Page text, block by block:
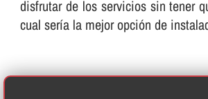
disfrutar de los servicios sin tener
cual serí­a la mejor opción de